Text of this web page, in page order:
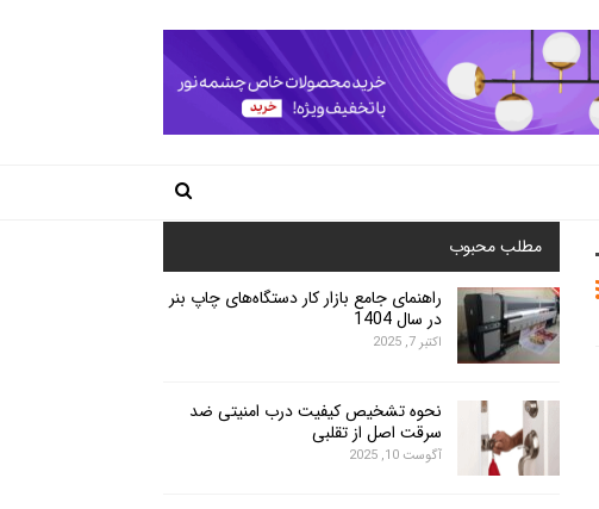
مطلب محبوب
راهنمای جامع بازار کار دستگاه‌های چاپ بنر
در سال 1404
اکتبر 7, 2025
نحوه تشخیص کیفیت درب امنیتی ضد
سرقت اصل از تقلبی
آگوست 10, 2025